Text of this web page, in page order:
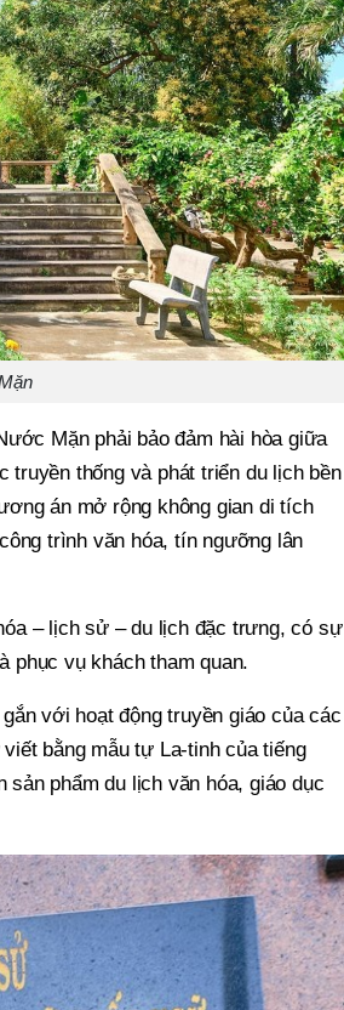
Mặn phải bảo đảm hài hòa giữa
truyền thống và phát triển du lịch bền
án mở rộng không gian di tích
trình văn hóa, tín ngưỡng lân
– lịch sử – du lịch đặc trưng, có sự
phục vụ khách tham quan.
với hoạt động truyền giáo của các
bằng mẫu tự La-tinh của tiếng
phẩm du lịch văn hóa, giáo dục